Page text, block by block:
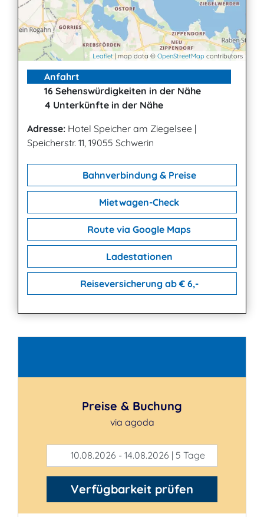
Leaflet | map data © OpenStreetMap contributors
Anfahrt
16 Sehenswürdigkeiten in der Nähe
4 Unterkünfte in der Nähe
Adresse: Hotel Speicher am Ziegelsee |
Speicherstr. 11, 19055 Schwerin
Bahnverbindung & Preise
Mietwagen-Check
Route via Google Maps
Ladestationen
Reiseversicherung ab € 6,-
Preise & Buchung
via agoda
10.08.2026 - 14.08.2026 | 5 Tage
Verfügbarkeit prüfen